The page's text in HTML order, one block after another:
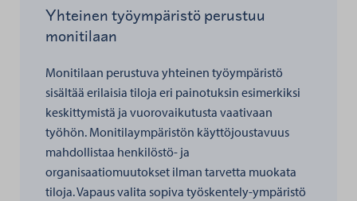
Yhteinen työympäristö perustuu
monitilaan
Monitilaan perustuva yhteinen työympäristö
sisältää erilaisia tiloja eri painotuksin esimerkiksi
keskittymistä ja vuorovaikutusta vaativaan
työhön. Monitilaympäristön käyttöjoustavuus
mahdollistaa henkilöstö- ja
organisaatiomuutokset ilman tarvetta muokata
tiloja. Vapaus valita sopiva työskentely-ympäristö